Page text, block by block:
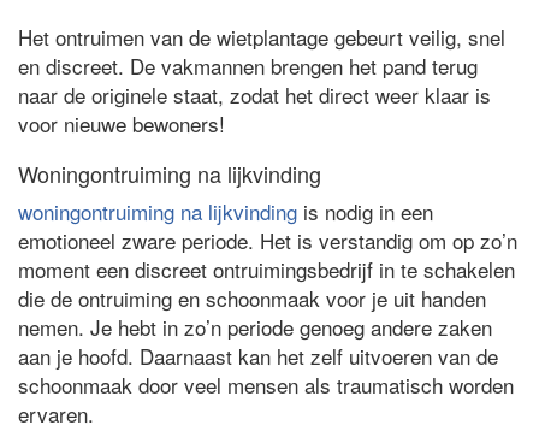
Het ontruimen van de wietplantage gebeurt veilig, snel
en discreet. De vakmannen brengen het pand terug
naar de originele staat, zodat het direct weer klaar is
voor nieuwe bewoners!
Woningontruiming na lijkvinding
woningontruiming na lijkvinding is nodig in een
emotioneel zware periode. Het is verstandig om op zo’n
moment een discreet ontruimingsbedrijf in te schakelen
die de ontruiming en schoonmaak voor je uit handen
nemen. Je hebt in zo’n periode genoeg andere zaken
aan je hoofd. Daarnaast kan het zelf uitvoeren van de
schoonmaak door veel mensen als traumatisch worden
ervaren.